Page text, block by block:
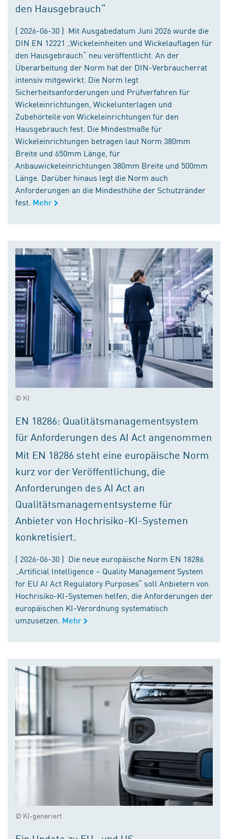
den Hausgebrauch“
( 2026-06-30 ) Mit Ausgabedatum Juni 2026 wurde die
DIN EN 12221 „Wickeleinheiten und Wickelauflagen für
den Hausgebrauch“ neu veröffentlicht. An der
Überarbeitung der Norm hat der DIN-Verbraucherrat
intensiv mitgewirkt. Die Norm legt
Sicherheitsanforderungen und Prüfverfahren für
Wickeleinrichtungen, Wickelunterlagen und
Zubehörteile von Wickeleinrichtungen für den
Hausgebrauch fest. Die Mindestmaße für
Wickeleinrichtungen betragen laut Norm 380mm
Breite und 650mm Länge, für
Anbauwickeleinrichtungen 380mm Breite und 500mm
Länge. Darüber hinaus legt die Norm auch
Anforderungen an die Mindesthöhe der Schutzränder
fest. Mehr
© KI
EN 18286: Qualitätsmanagementsystem
für Anforderungen des AI Act angenommen
Mit EN 18286 steht eine europäische Norm
kurz vor der Veröffentlichung, die
Anforderungen des AI Act an
Qualitätsmanagementsysteme für
Anbieter von Hochrisiko-KI-Systemen
konkretisiert.
( 2026-06-30 ) Die neue europäische Norm EN 18286
„Artificial Intelligence – Quality Management System
for EU AI Act Regulatory Purposes“ soll Anbietern von
Hochrisiko-KI-Systemen helfen, die Anforderungen der
europäischen KI-Verordnung systematisch
umzusetzen. Mehr
© KI-generiert